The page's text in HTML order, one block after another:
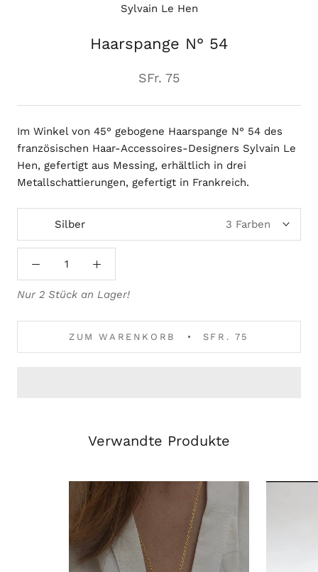
Sylvain Le Hen
Haarspange N° 54
SFr. 75
Im Winkel von 45° gebogene Haarspange N° 54 des
französischen Haar-Accessoires-Designers Sylvain Le
Hen, gefertigt aus Messing, erhältlich in drei
Metallschattierungen, gefertigt in Frankreich.
Silber 3 Farben
Nur 2 Stück an Lager!
ZUM WARENKORB SFR. 75
Verwandte Produkte